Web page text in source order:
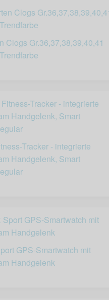
Clogs Gr.36,37,38,39,40,41
Tracker - integrierte
Handgelenk, Smart
GPS-Smartwatch mit
Handgelenk